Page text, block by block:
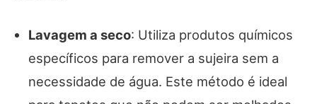
Lavagem a seco: Utiliza produtos químicos
específicos para remover a sujeira sem a
necessidade de água. Este método é ideal